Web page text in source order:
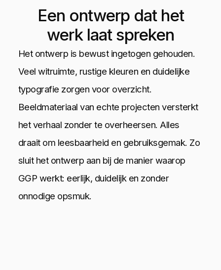
Een ontwerp dat het
werk laat spreken
Het ontwerp is bewust ingetogen gehouden.
Veel witruimte, rustige kleuren en duidelijke
typografie zorgen voor overzicht.
Beeldmateriaal van echte projecten versterkt
het verhaal zonder te overheersen. Alles
draait om leesbaarheid en gebruiksgemak. Zo
sluit het ontwerp aan bij de manier waarop
GGP werkt: eerlijk, duidelijk en zonder
onnodige opsmuk.